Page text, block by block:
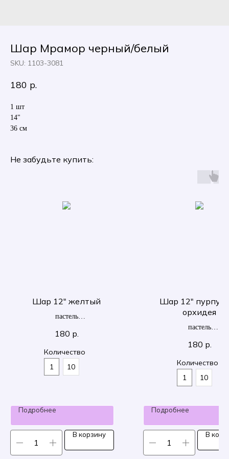
Шар Мрамор черный/белый
SKU: 1103-3081
180 р.
1 шт
14"
36 см
Не забудьте купить:
Шар 12" желтый
пастель
180 р.
Количество
1
10
Подробнее
В корзину
Шар 12"
орхидея
пастель
180 р.
Количество
1
10
Подробнее
В